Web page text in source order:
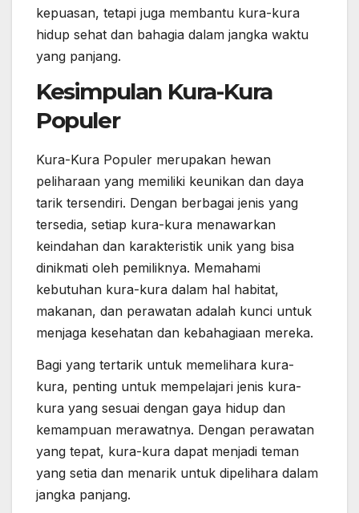
kepuasan, tetapi juga membantu kura-kura
hidup sehat dan bahagia dalam jangka waktu
yang panjang.
Kesimpulan Kura-Kura
Populer
Kura-Kura Populer merupakan hewan
peliharaan yang memiliki keunikan dan daya
tarik tersendiri. Dengan berbagai jenis yang
tersedia, setiap kura-kura menawarkan
keindahan dan karakteristik unik yang bisa
dinikmati oleh pemiliknya. Memahami
kebutuhan kura-kura dalam hal habitat,
makanan, dan perawatan adalah kunci untuk
menjaga kesehatan dan kebahagiaan mereka.
Bagi yang tertarik untuk memelihara kura-
kura, penting untuk mempelajari jenis kura-
kura yang sesuai dengan gaya hidup dan
kemampuan merawatnya. Dengan perawatan
yang tepat, kura-kura dapat menjadi teman
yang setia dan menarik untuk dipelihara dalam
jangka panjang.